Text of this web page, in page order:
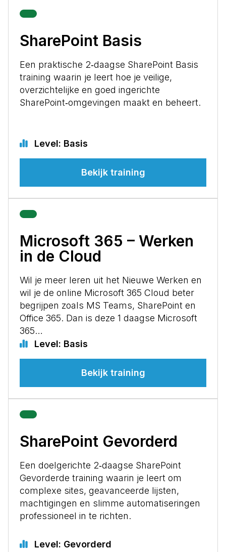
SharePoint Basis
Een praktische 2‑daagse SharePoint Basis
training waarin je leert hoe je veilige,
overzichtelijke en goed ingerichte
SharePoint‑omgevingen maakt en beheert.
Level: Basis
Bekijk training
Microsoft 365 – Werken
in de Cloud
Wil je meer leren uit het Nieuwe Werken en
wil je de online Microsoft 365 Cloud beter
begrijpen zoals MS Teams, SharePoint en
Office 365. Dan is deze 1 daagse Microsoft
365…
Level: Basis
Bekijk training
SharePoint Gevorderd
Een doelgerichte 2‑daagse SharePoint
Gevorderde training waarin je leert om
complexe sites, geavanceerde lijsten,
machtigingen en slimme automatiseringen
professioneel in te richten.
Level: Gevorderd